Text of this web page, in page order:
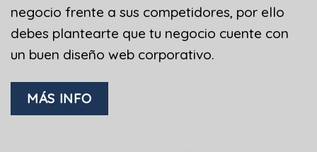
negocio frente a sus competidores, por ello
debes plantearte que tu negocio cuente con
un buen diseño web corporativo.
MÁS INFO